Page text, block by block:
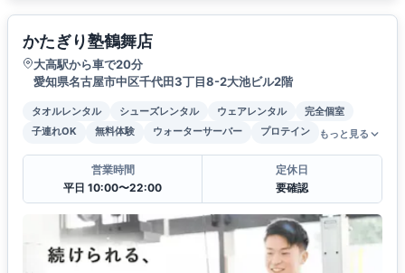
かたぎり塾鶴舞店
大高駅から車で20分
愛知県名古屋市中区千代田3丁目8-2大池ビル2階
タオルレンタル シューズレンタル ウェアレンタル
完全個室
子連れOK
無料体験 ウォーターサーバー プロテイン もっと見る
営業時間
平日 10:00〜22:00
定休日
要確認